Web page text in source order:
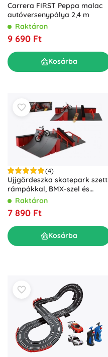
Carrera FIRST Peppa malac
autóversenypálya 2,4 m
Raktáron
9 690 Ft
Kosárba
(4)
Ujjgördeszka skatepark szett
rámpákkal, BMX-szel és
gördeszkával
Raktáron
7 890 Ft
Kosárba